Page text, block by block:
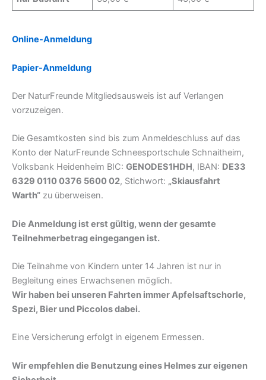
Online-Anmeldung
Papier-Anmeldung
Der NaturFreunde Mitgliedsausweis ist auf Verlangen
vorzuzeigen.
Die Gesamtkosten sind bis zum Anmeldeschluss auf das
Konto der NaturFreunde Schneesportschule Schnaitheim,
Volksbank Heidenheim BIC: GENODES1HDH, IBAN: DE33
6329 0110 0376 5600 02, Stichwort: „Skiausfahrt
Warth“ zu überweisen.
Die Anmeldung ist erst gültig, wenn der gesamte
Teilnehmerbetrag eingegangen ist.
Die Teilnahme von Kindern unter 14 Jahren ist nur in
Begleitung eines Erwachsenen möglich.
Wir haben bei unseren Fahrten immer Apfelsaftschorle,
Spezi, Bier und Piccolos dabei.
Eine Versicherung erfolgt in eigenem Ermessen.
Wir empfehlen die Benutzung eines Helmes zur eigenen